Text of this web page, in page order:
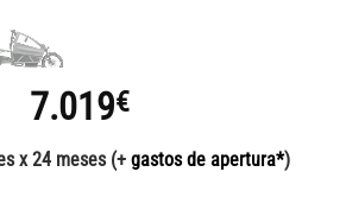
7.019€
x 24 meses (+ gastos de apertura*)